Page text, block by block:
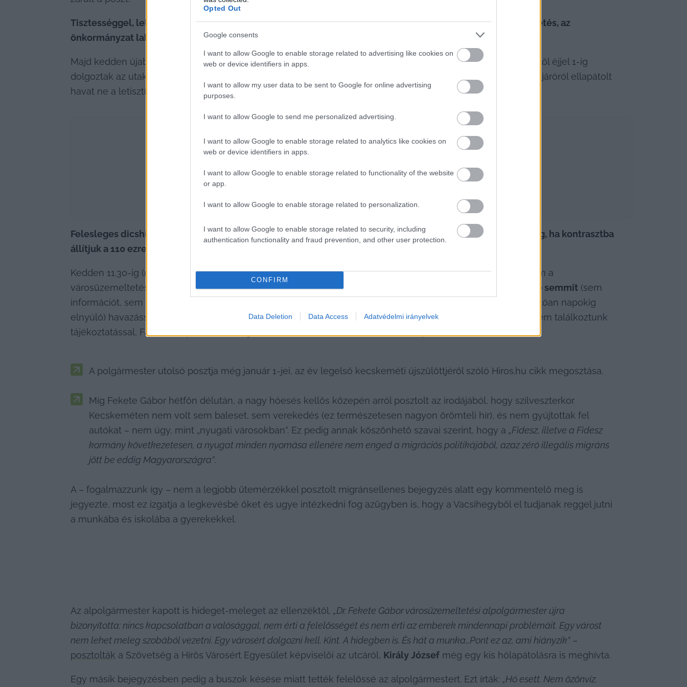
Opted Out
Google consents
I want to allow Google to enable storage related to advertising like cookies on
web or device identifiers in apps.
I want to allow my user data to be sent to Google for online advertising
purposes.
I want to allow Google to send me personalized advertising.
I want to allow Google to enable storage related to analytics like cookies on
web or device identifiers in apps.
I want to allow Google to enable storage related to functionality of the website
or app.
I want to allow Google to enable storage related to personalization.
I want to allow Google to enable storage related to security, including
authentication functionality and fraud prevention, and other user protection.
CONFIRM
Data Deletion Data Access Adatvédelmi irányelvek
Tisztességgel, lelkiismeretesen összeállított tömör, de alapos tájékoztatás, amelyből átjön a településvezetés, az
önkormányzat lakosság iránti felelősségérzete és a segítségnyújtás, a támogatás szándéka.
Majd kedden újabb posztot tettek ki. Ebben beszámoltak az elvégzett feladatokról -munkatársaik hétfő estétől éjjel 1-ig
dolgoztak az utakon – és néhány kérést is megfogalmaztak a lakosság felé, például hogy a járdáról, kocsi bejáróról ellapátolt
havat ne a letisztított útra dobják.
Felesleges dicshimnuszokat zengeni – igazából ez lenne a minimum. A posztok igazi értékét az mutatja meg, ha kontrasztba
állítjuk a 110 ezres Kecskeméten hasonló helyzetben tapasztalható városvezetői kommunikációval.
Kedden 11.30-ig (mikor ezt a cikket befejeztük) ugyanis sem a polgármester, Szemereyné Pataki Klaudia
, sem a
városüzemeltetésért, városi infrastruktúra fejlesztéséért felelős
nem tett közzé semmit (sem
információt, sem felhívást vagy nyilatkozatot) közösségi oldalán az évek óta nem látott intenzitású (és várhatóan napokig
elnyúló) havazással kapcsolatban. Ugyanígy az önkormányzat és Városüzemeltetési Nonprofit Kft. részéről sem találkoztunk
tájékoztatással, Facebook-poszttal, és legalábbis nekünk nem küldtek közleményt.
A polgármester utolsó posztja még január 1-jei, az év legelső kecskeméti újszülöttjéről szóló Hiros.hu cikk megosztása.
Míg Fekete Gábor hétfőn délután, a nagy hóesés kellős közepén arról posztolt az irodájából, hogy szilveszterkor
Kecskeméten nem volt sem baleset, sem verekedés (ez természetesen nagyon örömteli hír), és nem gyújtottak fel
autókat – nem úgy, mint „nyugati városokban”. Ez pedig annak köszönhető szavai szerint, hogy a „Fidesz, illetve a Fidesz
kormány következetesen, a nyugat minden nyomása ellenére nem enged a migrációs politikájából, azaz zéró illegális migráns
jött be eddig Magyarországra”.
A – fogalmazzunk így – nem a legjobb ütemérzékkel posztolt migránsellenes bejegyzés alatt egy kommentelő meg is
jegyezte, most ez izgatja a legkevésbé őket és ugye intézkedni fog azügyben is, hogy a Vacsihegyből el tudjanak reggel jutni
a munkába és iskolába a gyerekekkel.
Az alpolgármester kapott is hideget-meleget az ellenzéktől. „Dr. Fekete Gábor városüzemeltetési alpolgármester újra
bizonyította: nincs kapcsolatban a valósággal, nem érti a felelősségét és nem érti az emberek mindennapi problémáit. Egy várost
nem lehet meleg szobából vezetni. Egy városért dolgozni kell. Kint. A hidegben is. És hát a munka…Pont ez az, ami hiányzik”
posztolták a Szövetség a Hírös Városért Egyesület képviselői az utcáról, Király József még egy kis hólapátolásra is meghívta.
Egy másik bejegyzésben pedig a buszok késése miatt tették felelőssé az alpolgármestert. Ezt írták: „Hó esett. Nem özönvíz.